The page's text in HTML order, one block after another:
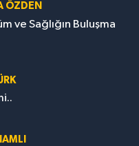
ÖZDEN
ve Sağlığın Buluşma